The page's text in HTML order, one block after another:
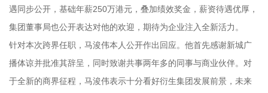
遇同步公开，基础年薪250万港元，叠加绩效奖金，薪资待遇优厚，
集团董事局也公开表达对他的欢迎，期待为企业注入全新活力。
针对本次跨界任职，马浚伟本人公开作出回应。他首先感谢新城广
播体谅并批准其辞呈，同时致谢共事两年多的同事与商业伙伴。对
于全新的商界征程，马浚伟表示十分看好衍生集团发展前景，未来